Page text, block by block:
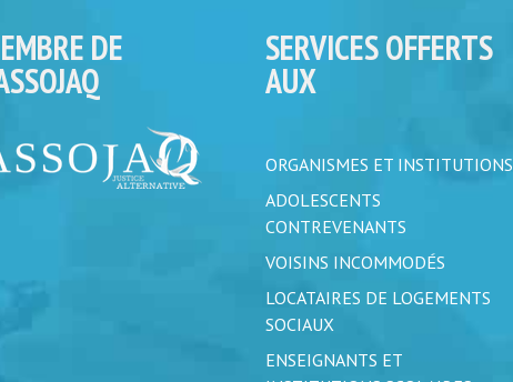
DE SERVICES OFFERTS
AUX
ORGANISMES ET INSTITUTIONS
ADOLESCENTS
CONTREVENANTS
VOISINS INCOMMODÉS
LOCATAIRES DE LOGEMENTS
SOCIAUX
ENSEIGNANTS ET